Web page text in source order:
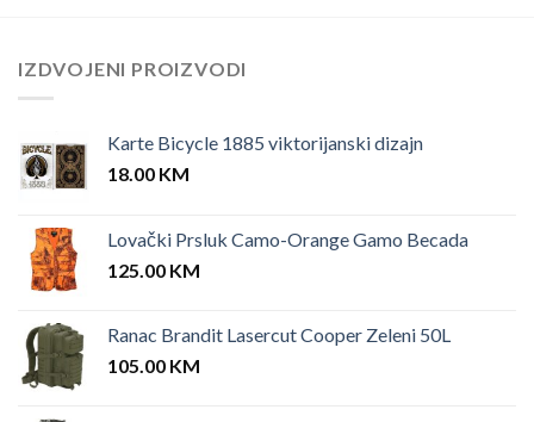
IZDVOJENI PROIZVODI
Karte Bicycle 1885 viktorijanski dizajn
18.00 KM
Lovački Prsluk Camo-Orange Gamo Becada
125.00 KM
Ranac Brandit Lasercut Cooper Zeleni 50L
105.00 KM